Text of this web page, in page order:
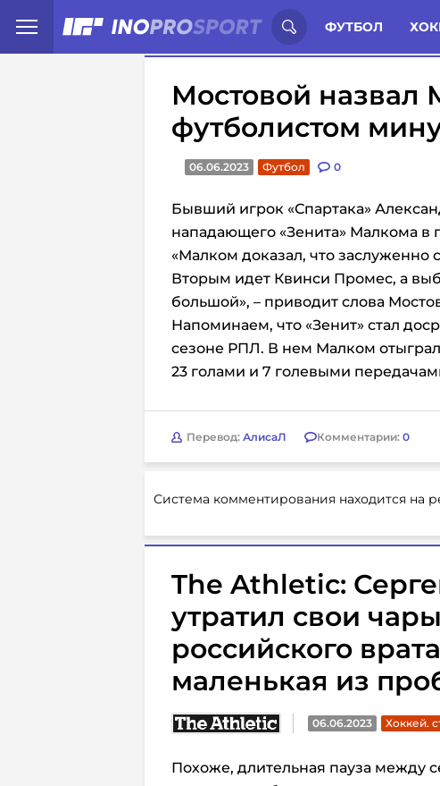
ФУТБОЛ
Иностранцы о спорте России: Статьи
Мостовой
футболистом
06.06.2023 Футбол 0
Бывший игрок «Спартака»
нападающего «Зенита» Малкома
«Малком доказал, что заслуженно
Вторым идет Квинси Промес, а
большой», – приводит слова
Напоминаем, что «Зенит» стал
сезоне РПЛ. В нем Малком
23 голами и 7 голевыми
Перевод: АлисаЛ Комментарии: 0
Система комментирования находится на
The Athletic:
утратил свои
российского
маленькая из
06.06.2023 Хоккей.
Похоже, длительная пауза между